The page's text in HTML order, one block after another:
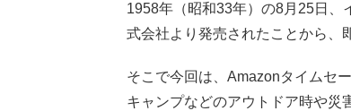
1958年（昭和33年）の8月25日、
式会社より発売されたことから、
そこで今回は、Amazonタイムセ
キャンプなどのアウトドア時や災